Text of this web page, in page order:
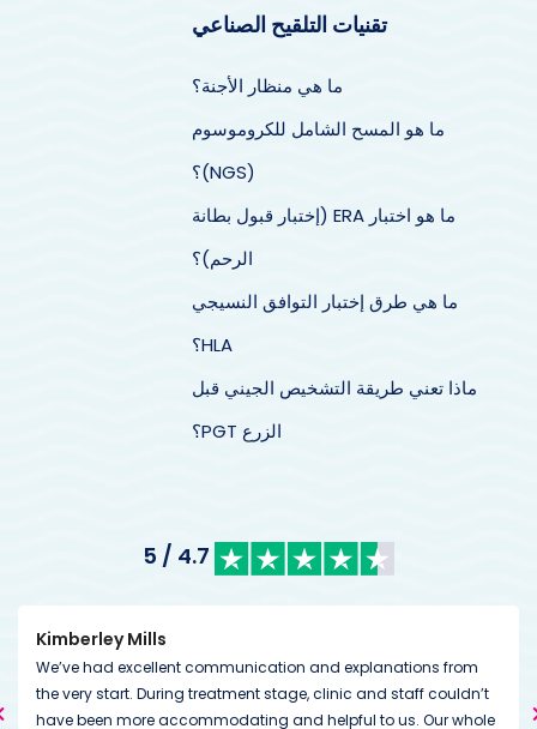
تقنيات التلقيح الصناعي
ما هي منظار الأجنة؟
ما هو المسح الشامل للكروموسوم
(NGS)؟
ما هو اختبار ERA (إختبار قبول بطانة
الرحم)؟
ما هي طرق إختبار التوافق النسيجي
HLA؟
ماذا تعني طريقة التشخيص الجيني قبل
الزرع PGT؟
4.7 / 5
Kimberley Mills
We’ve had excellent communication and explanations from
the very start. During treatment stage, clinic and staff couldn’t
have been more accommodating and helpful to us. Our whole